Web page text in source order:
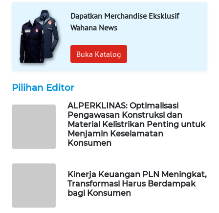
Dapatkan Merchandise Eksklusif
Wahana News
Buka Katalog
Pilihan Editor
ALPERKLINAS: Optimalisasi
Pengawasan Konstruksi dan
Material Kelistrikan Penting untuk
Menjamin Keselamatan
Konsumen
Kinerja Keuangan PLN Meningkat,
Transformasi Harus Berdampak
bagi Konsumen
WISATA
LAPAK
WAHANA
Wahana
Network
KELISTRIKAN